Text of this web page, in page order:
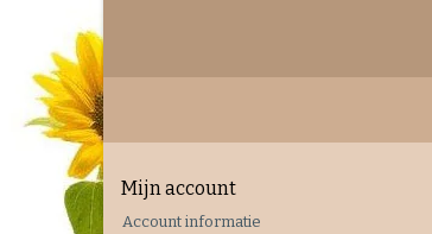
Mijn account
Account informatie